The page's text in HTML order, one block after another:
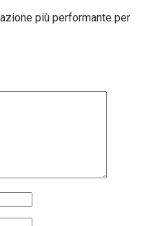
più performante per